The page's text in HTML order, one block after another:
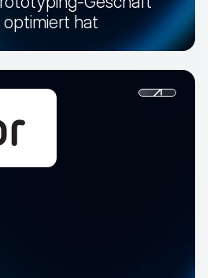
optimiert hat